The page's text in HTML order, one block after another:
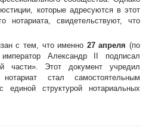
которые адресуются в этот
нотариата, свидетельствуют, что
с тем, что именно 27 апреля(по
Александр II подписал
части». Этот документ учредил
стал самостоятельным
единой структурой нотариальных